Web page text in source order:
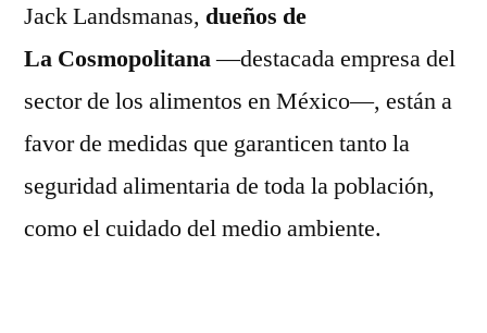
Jack Landsmanas, dueños de
La Cosmopolitana—destacada empresa del
sector de los alimentos en México—, están a
favor de medidas que garanticen tanto la
seguridad alimentaria de toda la población,
como el cuidado del medio ambiente.